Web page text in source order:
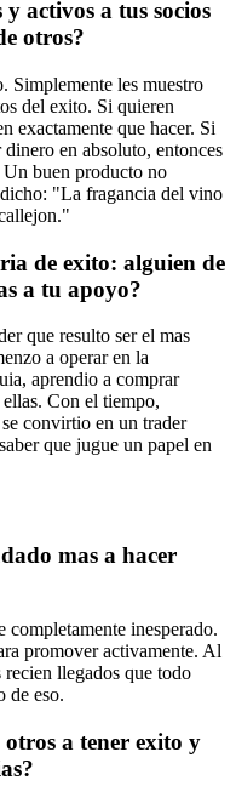
activos a tus socios
otros?
Simplemente les muestro
del exito. Si quieren
exactamente que hacer. Si
en absoluto, entonces
Un buen producto no
"La fragancia del vino
de exito: alguien de
a tu apoyo?
que resulto ser el mas
a operar en la
aprendio a comprar
Con el tiempo,
convirtio en un trader
que jugue un papel en
mas a hacer
inesperado.
promover activamente. Al
llegados que todo
de eso.
a tener exito y